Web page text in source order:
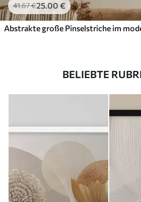
41.67€25.00 €
BELIEBTE